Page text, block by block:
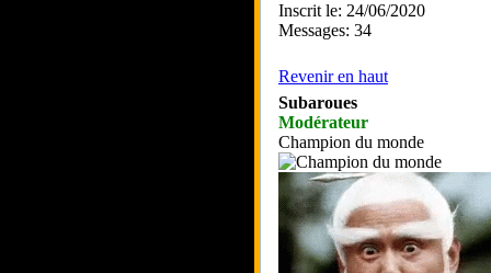
Inscrit le: 24/06/2020
Messages: 34
Revenir en haut
Subaroues
Modérateur
Champion du monde